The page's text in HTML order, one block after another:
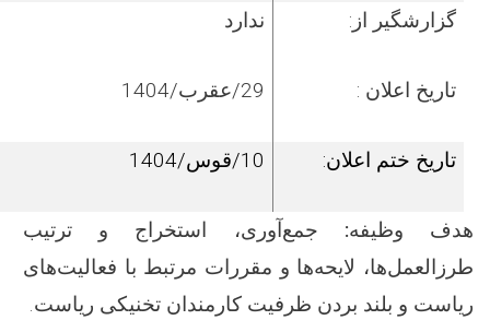
گزارش­گیر از:
تاریخ اعلان :
ندارد
29/عقرب/1404
تاریخ ختم اعلان: 10/قوس/1404
هدف وظیفه:
جمع‌آوری، استخراج و ترتیب
طرزالعمل‌ها، لایحه‌ها و مقررات مرتبط با فعالیت‌های
ریاست و بلند بردن ظرفیت کارمندان تخنیکی ریاست.